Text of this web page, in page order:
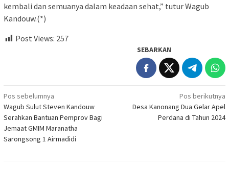
kembali dan semuanya dalam keadaan sehat,” tutur Wagub
Kandouw.(*)
Post Views: 257
SEBARKAN
Navigasi
pos
Pos sebelumnya
Wagub Sulut Steven Kandouw
Serahkan Bantuan Pemprov Bagi
Jemaat GMIM Maranatha
Sarongsong 1 Airmadidi
Pos berikutnya
Desa Kanonang Dua Gelar Apel
Perdana di Tahun 2024